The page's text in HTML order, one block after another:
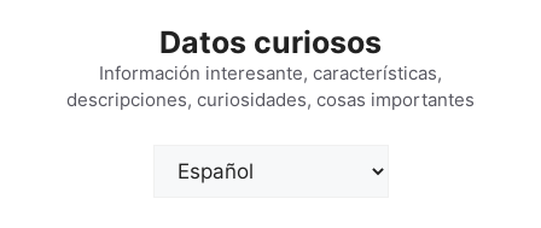
Datos curiosos
Información interesante, características,
descripciones, curiosidades, cosas importantes
Elegir